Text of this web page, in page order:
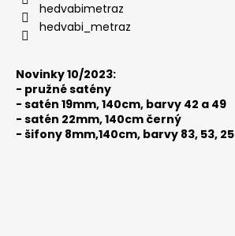
hedvabimetraz
hedvabi_metraz
Novinky 10/2023:
- pružné satény
- satén 19mm, 140cm, barvy 42 a 49
- satén 22mm, 140cm černý
- šifony 8mm,140cm, barvy 83, 53, 25